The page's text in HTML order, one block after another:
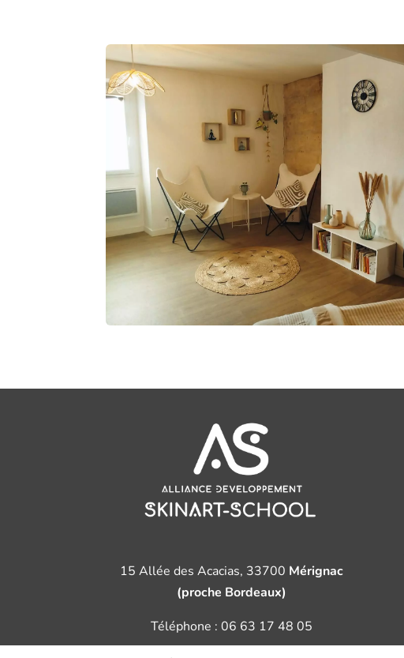
15 Allée des Acacias, 33700 Mérignac
(proche Bordeaux)
Téléphone : 06 63 17 48 05